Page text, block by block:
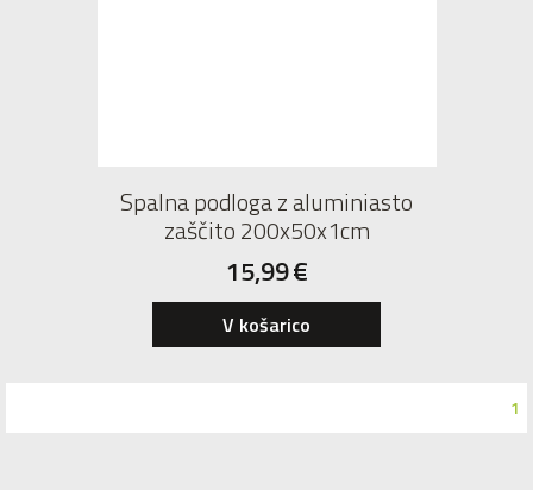
Spalna podloga z aluminiasto
zaščito 200x50x1cm
15,99€
V košarico
1